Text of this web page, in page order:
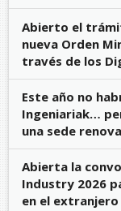
Abierto el
nueva Orden
través de los
Este año no
Ingeniariak…
una sede
Abierta la
Industry 2026
en el extranjero